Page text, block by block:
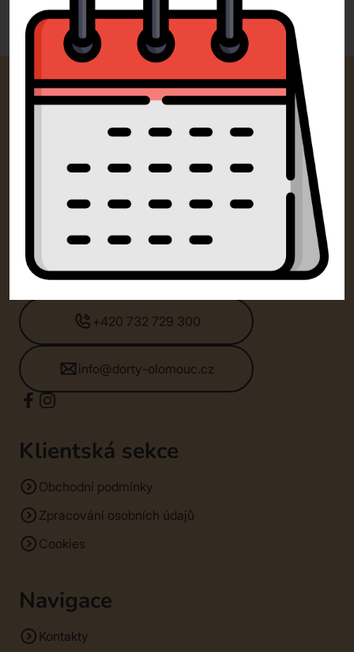
Kontakty
SM Dorty Olomouc s.r.o.
+420 732 729 300
info@dorty-olomouc.cz
Klientská sekce
Obchodní podmínky
Zpracování osobních údajů
Cookies
Navigace
Kontakty